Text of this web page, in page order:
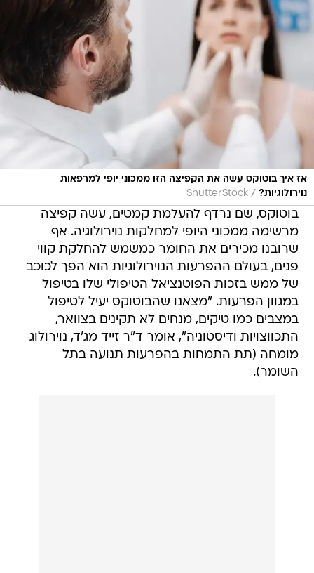
אז איך בוטוקס עשה את הקפיצה הזו ממכוני יופי למרפאות
נוירולוגיות? /
ShutterStock
בוטוקס, שם נרדף להעלמת קמטים, עשה קפיצה
מרשימה ממכוני היופי למחלקות נוירולוגיה. אף
שרובנו מכירים את החומר כמשמש להחלקת קווי
פנים, בעולם ההפרעות הנוירולוגיות הוא הפך לכוכב
של ממש בזכות הפוטנציאל הטיפולי שלו בטיפול
במגוון הפרעות. "מצאנו שהבוטוקס יעיל לטיפול
במצבים כמו טיקים, מנחים לא תקינים בצוואר,
התכווצויות ודיסטוניה", אומר ד"ר זייד מג'ד, נוירולוג
מומחה (תת התמחות בהפרעות תנועה בתל
השומר).